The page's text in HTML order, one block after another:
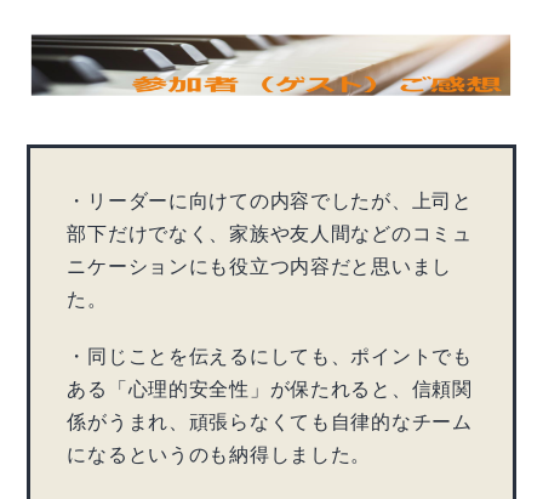
・リーダーに向けての内容でしたが、上司と
部下だけでなく、家族や友人間などのコミュ
ニケーションにも役立つ内容だと思いまし
た。
・同じことを伝えるにしても、ポイントでも
ある「心理的安全性」が保たれると、信頼関
係がうまれ、頑張らなくても自律的なチーム
になるというのも納得しました。